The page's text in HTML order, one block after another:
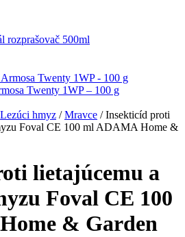
rozprašovač 500ml
Twenty 1WP – 100 g
Lezúci hmyz /Mravce / Insekticíd proti
Foval CE 100 ml ADAMA Home &
lietajúcemu a
Foval CE 100
& Garden